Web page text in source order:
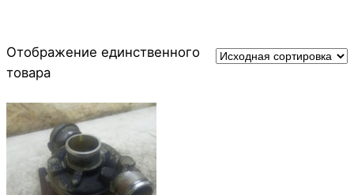
Отображение единственного
товара